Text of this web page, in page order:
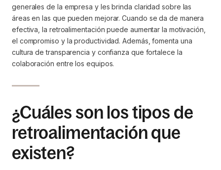
generales de la empresa y les brinda claridad sobre las
áreas en las que pueden mejorar. Cuando se da de manera
efectiva, la retroalimentación puede aumentar la motivación,
el compromiso y la productividad. Además, fomenta una
cultura de transparencia y confianza que fortalece la
colaboración entre los equipos.
¿Cuáles son los tipos de
retroalimentación que
existen?